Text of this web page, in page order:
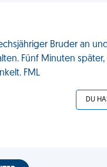
Bruder an
Fünf Minuten
FML
DU